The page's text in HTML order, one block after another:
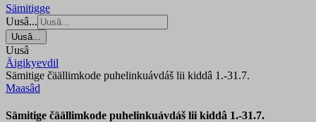
Sämitigge
Uusâ...
Uusâ...
Uusâ
Äigikyevdil
Sämitige čäällimkode puhelinkuávdáš lii kiddâ 1.-31.7.
Maasâd
Sämitige čäällimkode puhelinkuávdáš lii kiddâ 1.-31.7.